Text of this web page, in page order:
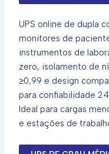
UPS online de dupla
monitores de
instrumentos de
zero, isolamento de
≥0,99 e design
para confiabilidade
Ideal para cargas
e estações de